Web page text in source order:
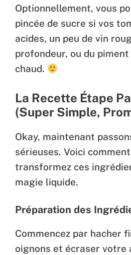
Optionnellement, vous
pincée de sucre si vos
acides, un peu de vin
profondeur, ou du
chaud.
La Recette Étape
(Super Simple,
Okay, maintenant
sérieuses. Voici
transformez ces
magie liquide.
Préparation des
Commencez par hacher
oignons et écraser votre